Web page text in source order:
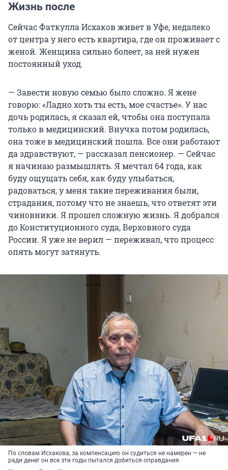
Жизнь после
Сейчас Фаткулла Исхаков живет в Уфе, недалеко
от центра у него есть квартира, где он проживает с
женой. Женщина сильно болеет, за ней нужен
постоянный уход.
— Завести новую семью было сложно. Я жене
говорю: «Ладно хоть ты есть, мое счастье». У нас
дочь родилась, я сказал ей, чтобы она поступала
только в медицинский. Внучка потом родилась,
она тоже в медицинский пошла. Все они работают
да здравствуют, — рассказал пенсионер. — Сейчас
я начинаю размышлять. Я мечтал 64 года, как
буду ощущать себя, как буду улыбаться,
радоваться, у меня такие переживания были,
страдания, потому что не знаешь, что ответят эти
чиновники. Я прошел сложную жизнь. Я добрался
до Конституционного суда, Верховного суда
России. Я уже не верил — переживал, что процесс
опять могут затянуть.
По словам Исхакова, за компенсацию он судиться не намерен — не
ради денег он все эти годы пытался добиться оправдания